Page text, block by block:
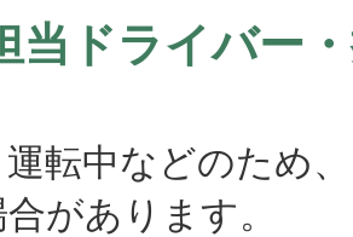
当ドライバー
転中などのため
があります。